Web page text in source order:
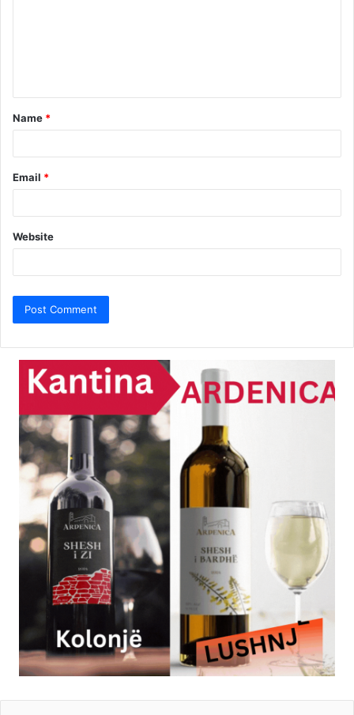
t
*
Name *
Email *
Website